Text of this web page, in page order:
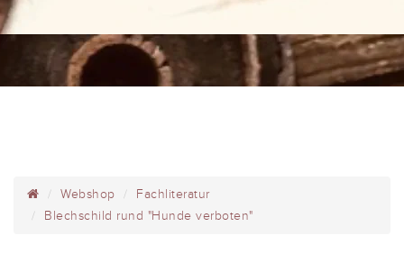
Webshop
Fachliteratur
Blechschild rund "Hunde verboten"